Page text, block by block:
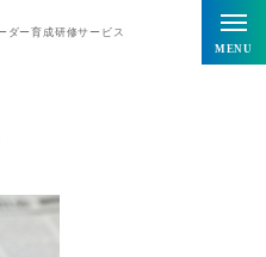
ダー育成研修サービス
MENU